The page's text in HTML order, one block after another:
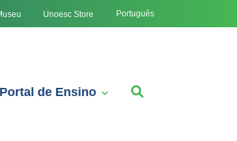
Unoesc Store Português
Portal de Ensino